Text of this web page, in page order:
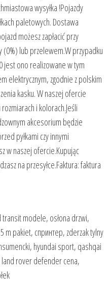
wysyłka !Pojazdy
paletowych. Dostawa
możesz zapłacić przy
lub przelewem.W przypadku
jest ono realizowane w tym
elektrycznym, zgodnie z polskim
kasku. W naszej ofercie
i kolorach.Jeśli
akcesorium będzie
pyłkami czy innymi
w naszej ofercie.Kupując
na przesyłce.Faktura: faktura
modele, osłona drzwi,
m pakiet, спринтер, zderzak tylny
hyundai sport, qashqai
rover defender cena,